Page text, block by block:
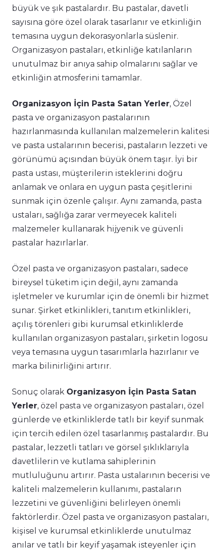
büyük ve şık pastalardır. Bu pastalar, davetli
sayısına göre özel olarak tasarlanır ve etkinliğin
temasına uygun dekorasyonlarla süslenir.
Organizasyon pastaları, etkinliğe katılanların
unutulmaz bir anıya sahip olmalarını sağlar ve
etkinliğin atmosferini tamamlar.
Organizasyon İçin Pasta Satan Yerler, Özel
pasta ve organizasyon pastalarının
hazırlanmasında kullanılan malzemelerin kalitesi
ve pasta ustalarının becerisi, pastaların lezzeti ve
görünümü açısından büyük önem taşır. İyi bir
pasta ustası, müşterilerin isteklerini doğru
anlamak ve onlara en uygun pasta çeşitlerini
sunmak için özenle çalışır. Aynı zamanda, pasta
ustaları, sağlığa zarar vermeyecek kaliteli
malzemeler kullanarak hijyenik ve güvenli
pastalar hazırlarlar.
Özel pasta ve organizasyon pastaları, sadece
bireysel tüketim için değil, aynı zamanda
işletmeler ve kurumlar için de önemli bir hizmet
sunar. Şirket etkinlikleri, tanıtım etkinlikleri,
açılış törenleri gibi kurumsal etkinliklerde
kullanılan organizasyon pastaları, şirketin logosu
veya temasına uygun tasarımlarla hazırlanır ve
marka bilinirliğini artırır.
Sonuç olarak Organizasyon İçin Pasta Satan
Yerler, özel pasta ve organizasyon pastaları, özel
günlerde ve etkinliklerde tatlı bir keyif sunmak
için tercih edilen özel tasarlanmış pastalardır. Bu
pastalar, lezzetli tatları ve görsel şıklıklarıyla
davetlilerin ve kutlama sahiplerinin
mutluluğunu artırır. Pasta ustalarının becerisi ve
kaliteli malzemelerin kullanımı, pastaların
lezzetini ve güvenliğini belirleyen önemli
faktörlerdir. Özel pasta ve organizasyon pastaları,
kişisel ve kurumsal etkinliklerde unutulmaz
anılar ve tatlı bir keyif yaşamak isteyenler için